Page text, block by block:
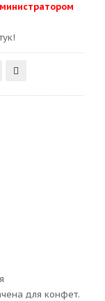
для конфет.